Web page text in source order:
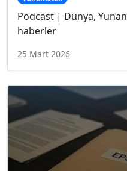
Podcast | Dünya,
haberler
25 Mart 2026